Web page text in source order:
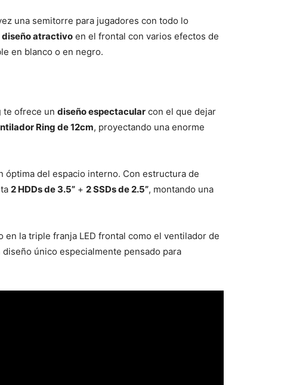
una semitorre para jugadores con todo lo
diseño atractivo en el frontal con varios efectos de
en blanco o en negro.
te ofrece un diseño espectacular con el que dejar
Ring de 12cm, proyectando una enorme
óptima del espacio interno. Con estructura de
2 HDDs de 3.5” + 2 SSDs de 2.5”, montando una
en la triple franja LED frontal como el ventilador de
único especialmente pensado para